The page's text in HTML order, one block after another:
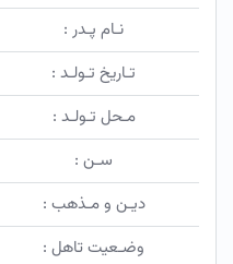
نـام پـدر :
تـاریخ تـولـد :
مـحل تـولـد :
سـن :
دیـن و مـذهب :
وضـعیت تاهل :